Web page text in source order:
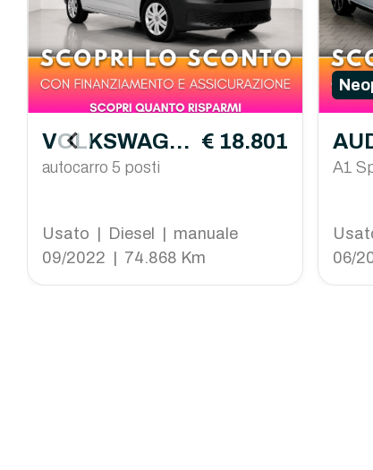
VOLKSWAGE
N Caddy
autocarro 5 posti
€ 18.801
Usato | Diesel | manuale
09/2022 | 74.868 Km
A1
06/